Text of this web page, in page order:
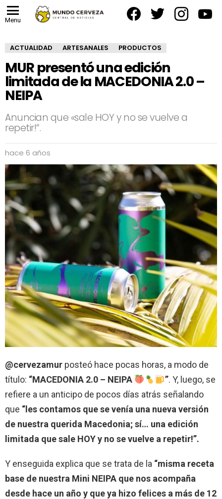
Menu
ACTUALIDAD ARTESANALES PRODUCTOS
MUR presentó una edición
limitada de la MACEDONIA 2.0 –
NEIPA
Anuncian que «sale HOY y no se vuelve a
repetir!”.
hace 6 años
@cervezamur posteó hace pocas horas, a modo de
título: “MACEDONIA 2.0 – NEIPA ”. Y, luego, se
refiere a un anticipo de pocos días atrás señalando
que “les contamos que se venía una nueva versión
de nuestra querida Macedonia; sí… una edición
limitada que sale HOY y no se vuelve a repetir!”.
Y enseguida explica que se trata de la “misma receta
base de nuestra Mini NEIPA que nos acompaña
desde hace un año y que ya hizo felices a más de 12